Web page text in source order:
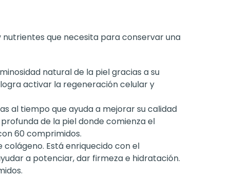
que necesita para conservar una
natural de la piel gracias a su
activar la regeneración celular y
al tiempo que ayuda a mejorar su calidad
de la piel donde comienza el
60 comprimidos.
Está enriquecido con el
a potenciar, dar firmeza e hidratación.